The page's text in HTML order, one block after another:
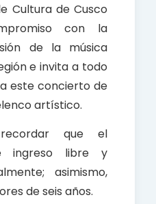
Cultura de Cusco
con la
de la música
e invita a todo
este concierto de
artístico.
que el
ingreso libre y
asimismo,
de seis años.